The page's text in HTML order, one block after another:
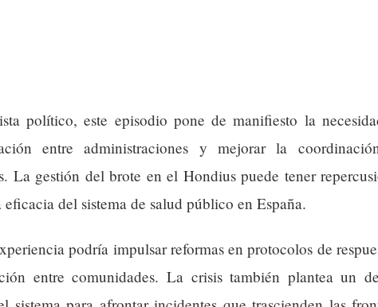
político, este episodio pone de manifiesto la
entre administraciones y mejorar la
La gestión del brote en el Hondius puede tener
del sistema de salud público en España.
podría impulsar reformas en protocolos de
entre comunidades. La crisis también plantea un